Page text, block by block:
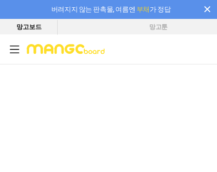
버려지지 않는 판촉물, 여름엔 부채가 정답
필요한 만큼 충전하고 끊김 없이 작업하세요! 새로워진 AI 부스터 요금제
망고보드 망고툰